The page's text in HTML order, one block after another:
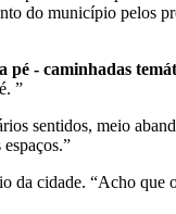
do município pelos
pé - caminhadas
”
sentidos, meio
da cidade. “Acho